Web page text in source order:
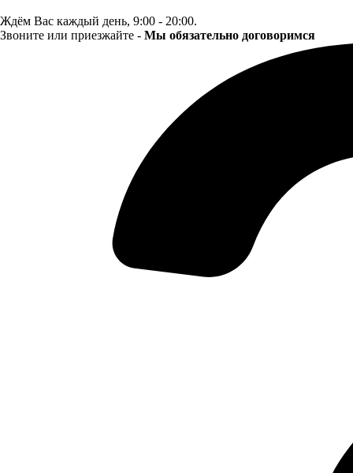
Ждём Вас каждый день, 9:00 - 20:00.
Звоните или приезжайте - Мы обязательно договоримся